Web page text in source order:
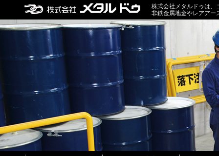
株式会社メタルドゥは、
非鉄金属地金やレアアー